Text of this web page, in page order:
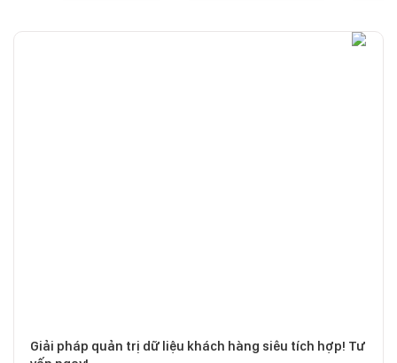
Giải pháp quản trị dữ liệu khách hàng siêu tích hợp! Tư